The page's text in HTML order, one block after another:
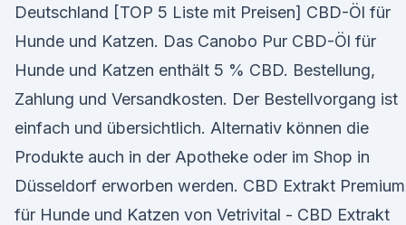
Deutschland [TOP 5 Liste mit Preisen] CBD-Öl für
Hunde und Katzen. Das Canobo Pur CBD-Öl für
Hunde und Katzen enthält 5 % CBD. Bestellung,
Zahlung und Versandkosten. Der Bestellvorgang ist
einfach und übersichtlich. Alternativ können die
Produkte auch in der Apotheke oder im Shop in
Düsseldorf erworben werden. CBD Extrakt Premium
für Hunde und Katzen von Vetrivital - CBD Extrakt